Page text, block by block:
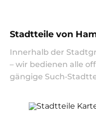
Stadtteile von
Innerhalb der
– wir bedienen alle
gängige